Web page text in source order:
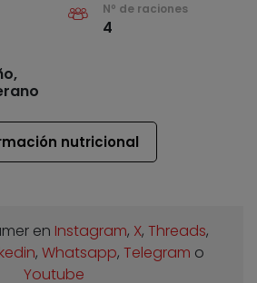
Nº de raciones
4
nutricional
en Instagram, X, Threads,
, Whatsapp, Telegram o
Youtube